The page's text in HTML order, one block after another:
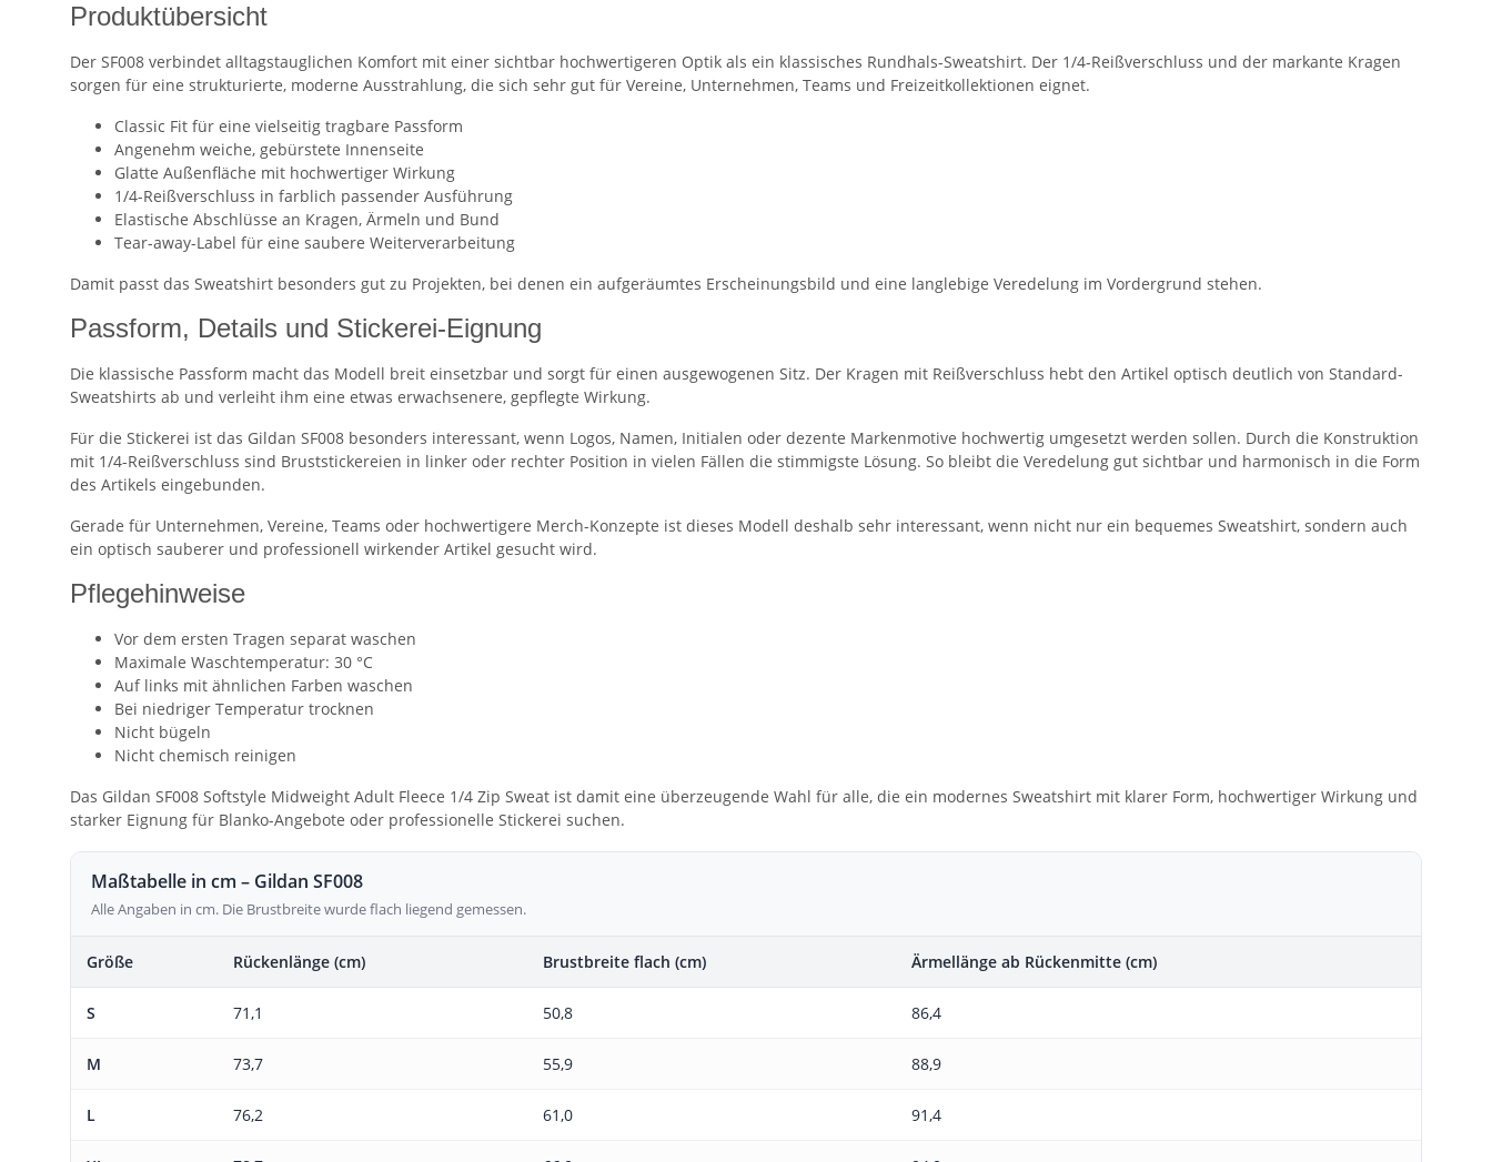
Produktübersicht
Der SF008 verbindet alltagstauglichen Komfort mit einer sichtbar hochwertigeren Optik als ein klassisches Rundhals-Sweatshirt. Der 1/4-Reißverschluss und der markante Kragen
sorgen für eine strukturierte, moderne Ausstrahlung, die sich sehr gut für Vereine, Unternehmen, Teams und Freizeitkollektionen eignet.
Classic Fit für eine vielseitig tragbare Passform
Angenehm weiche, gebürstete Innenseite
Glatte Außenfläche mit hochwertiger Wirkung
1/4-Reißverschluss in farblich passender Ausführung
Elastische Abschlüsse an Kragen, Ärmeln und Bund
Tear-away-Label für eine saubere Weiterverarbeitung
Damit passt das Sweatshirt besonders gut zu Projekten, bei denen ein aufgeräumtes Erscheinungsbild und eine langlebige Veredelung im Vordergrund stehen.
Passform, Details und Stickerei-Eignung
Die klassische Passform macht das Modell breit einsetzbar und sorgt für einen ausgewogenen Sitz. Der Kragen mit Reißverschluss hebt den Artikel optisch deutlich von Standard-
Sweatshirts ab und verleiht ihm eine etwas erwachsenere, gepflegte Wirkung.
Für die Stickerei ist das Gildan SF008 besonders interessant, wenn Logos, Namen, Initialen oder dezente Markenmotive hochwertig umgesetzt werden sollen. Durch die Konstruktion
mit 1/4-Reißverschluss sind Bruststickereien in linker oder rechter Position in vielen Fällen die stimmigste Lösung. So bleibt die Veredelung gut sichtbar und harmonisch in die Form
des Artikels eingebunden.
Gerade für Unternehmen, Vereine, Teams oder hochwertigere Merch-Konzepte ist dieses Modell deshalb sehr interessant, wenn nicht nur ein bequemes Sweatshirt, sondern auch
ein optisch sauberer und professionell wirkender Artikel gesucht wird.
Pflegehinweise
Vor dem ersten Tragen separat waschen
Maximale Waschtemperatur: 30 °C
Auf links mit ähnlichen Farben waschen
Bei niedriger Temperatur trocknen
Nicht bügeln
Nicht chemisch reinigen
Das Gildan SF008 Softstyle Midweight Adult Fleece 1/4 Zip Sweat ist damit eine überzeugende Wahl für alle, die ein modernes Sweatshirt mit klarer Form, hochwertiger Wirkung und
starker Eignung für Blanko-Angebote oder professionelle Stickerei suchen.
Maßtabelle in cm – Gildan SF008
Alle Angaben in cm. Die Brustbreite wurde flach liegend gemessen.
Größe Rückenlänge (cm) Brustbreite flach (cm) Ärmellänge ab Rückenmitte (cm)
S 71,1 50,8 86,4
M 73,7 55,9 88,9
L 76,2 61,0 91,4